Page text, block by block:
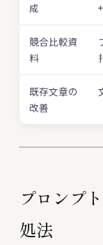
成
競合比較資
料
既存文章の
改善
プロンプ
処法